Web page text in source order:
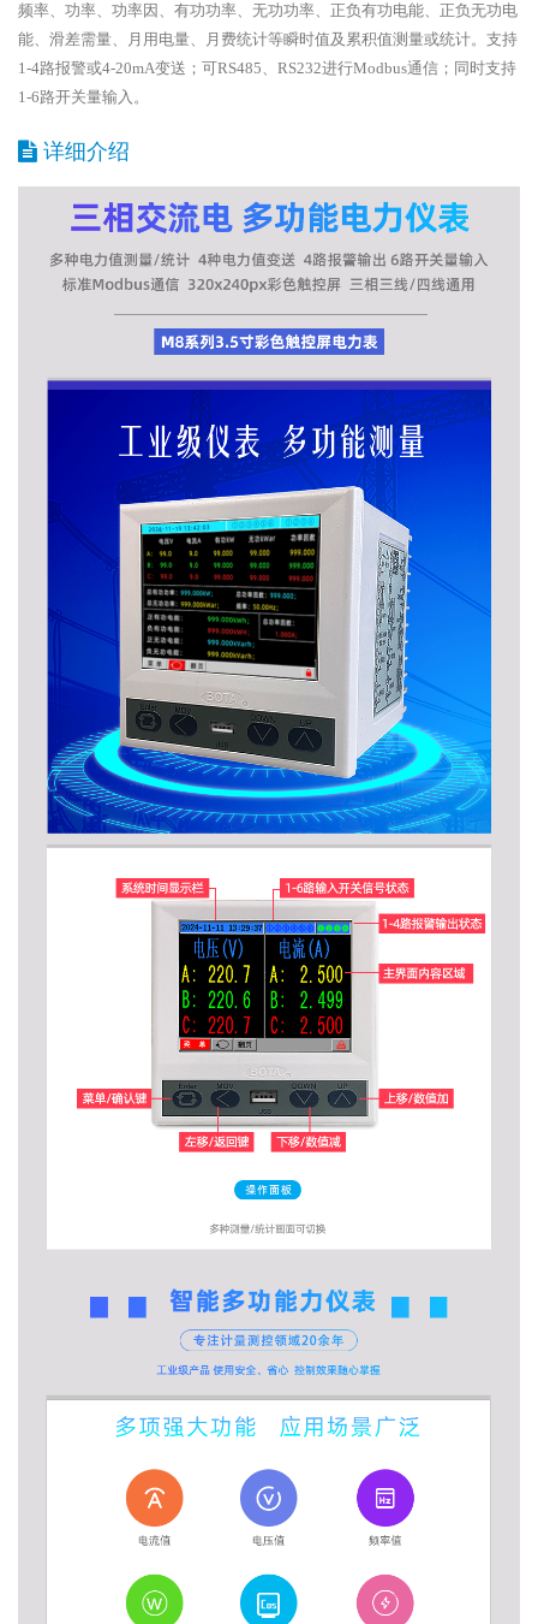
频率、功率、功率因、有功功率、无功功率、正负有功电能、正负无功电
能、滑差需量、月用电量、月费统计等瞬时值及累积值测量或统计。支持
1-4路报警或4-20mA变送；可RS485、RS232进行Modbus通信；同时支持
1-6路开关量输入。
详细介绍